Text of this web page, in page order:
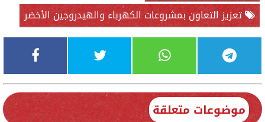
تعزيز التعاون بمشروعات الكهرباء والهيدروجين الأخضر
موضوعات متعلقة